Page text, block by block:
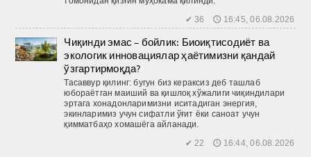
✔ 36 🕔 16:45, 06.08.2026
Чиқинди эмас – бойлик: Биоиқтисодиёт ва
экологик инновациялар ҳаётимизни қандай
ўзгартирмоқда?
Тасаввур қилинг: бугун биз кераксиз деб ташлаб
юбораётган маиший ва қиш­лоқ хўжалиги чиқиндилари
эртага хонадонларимизни иситадиган энергия,
экинларимиз учун сифатли ўғит ёки саноат учун
қимматбаҳо хомашёга айланади.
✔ 22 🕔 16:44, 06.08.2026